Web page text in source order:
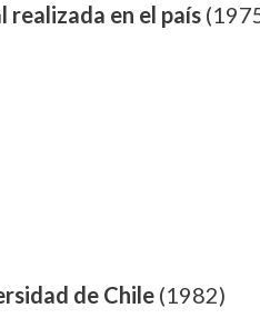
en el país
de Chile(1982)